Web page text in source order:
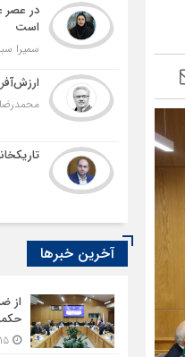
در عصر
است
سمیرا
آخرین خبرها
از
۱۵ مرداد ۱۴۰۵ - ۱۲:۵۴